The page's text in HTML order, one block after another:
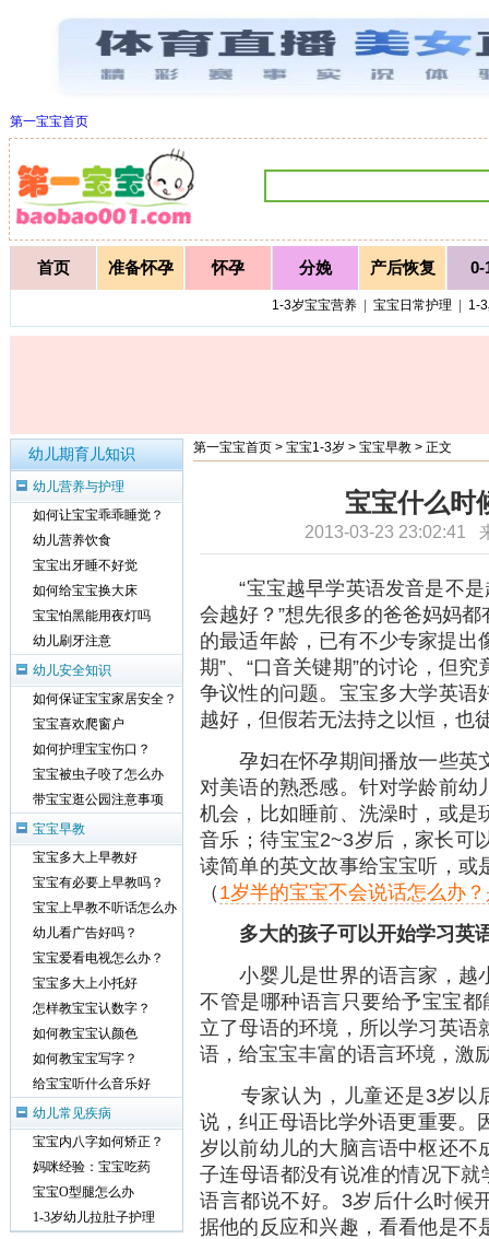
第一宝宝首页
首页 准备怀孕 怀孕 分娩 产后恢复 0-
1-3岁宝宝营养| 宝宝日常护理 1-
第一宝宝首页 > 宝宝1-3岁 > 宝宝早教 > 正文
宝宝什么时
2013-03-23 23:02:41
“宝宝越早学英语发音是不是
会越好？”想先很多的爸爸妈妈
的最适年龄，已有不少专家提出
期”、“口音关键期”的讨论，但
争议性的问题。宝宝多大学英语
越好，但假若无法持之以恒，也
孕妇在怀孕期间播放一些英
对美语的熟悉感。针对学龄前幼
机会，比如睡前、洗澡时，或是
音乐；待宝宝2~3岁后，家长可
读简单的英文故事给宝宝听，或
（1岁半的宝宝不会说话怎么办
多大的孩子可以开始学习英
小婴儿是世界的语言家，越
不管是哪种语言只要给予宝宝
立了母语的环境，所以学习英语
语，给宝宝丰富的语言环境，激
专家认为，儿童还是3岁以
说，纠正母语比学外语更重要。
岁以前幼儿的大脑言语中枢还不
子连母语都没有说准的情况下就
语言都说不好。3岁后什么时候
据他的反应和兴趣，看看他是不
幼儿期育儿知识
幼儿营养与护理
如何让宝宝乖乖睡觉？
幼儿营养饮食
宝宝出牙睡不好觉
如何给宝宝换大床
宝宝怕黑能用夜灯吗
幼儿刷牙注意
幼儿安全知识
如何保证宝宝家居安全？
宝宝喜欢爬窗户
如何护理宝宝伤口？
宝宝被虫子咬了怎么办
带宝宝逛公园注意事项
宝宝早教
宝宝多大上早教好
宝宝有必要上早教吗？
宝宝上早教不听话怎么办
幼儿看广告好吗？
宝宝爱看电视怎么办？
宝宝多大上小托好
怎样教宝宝认数字？
如何教宝宝认颜色
如何教宝宝写字？
给宝宝听什么音乐好
幼儿常见疾病
宝宝内八字如何矫正？
妈咪经验：宝宝吃药
宝宝O型腿怎么办
1-3岁幼儿拉肚子护理